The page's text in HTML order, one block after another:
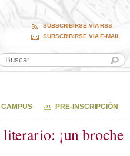
SUBSCRIBIRSE VIA RSS
SUBSCRIBIRSE VIA E-MAIL
CAMPUS PRE-INSCRIPCIÓN
¡un broche